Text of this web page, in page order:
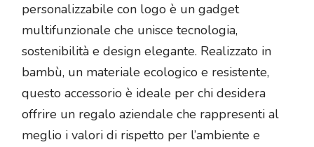
personalizzabile con logo è un gadget
multifunzionale che unisce tecnologia,
sostenibilità e design elegante. Realizzato in
bambù, un materiale ecologico e resistente,
questo accessorio è ideale per chi desidera
offrire un regalo aziendale che rappresenti al
meglio i valori di rispetto per l’ambiente e